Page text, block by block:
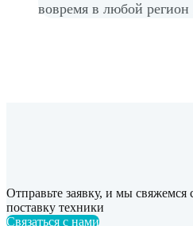
вовремя в любой регион
Отправьте заявку, и мы свяжемся
поставку техники
Связаться с нами